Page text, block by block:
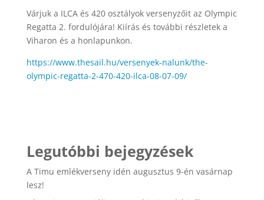
Várjuk a ILCA és 420 osztályok versenyzőit az Olympic
Regatta 2. fordulójára! Kiírás és további részletek a
Viharon és a honlapunkon.
https://www.thesail.hu/versenyek-nalunk/the-
olympic-regatta-2-470-420-ilca-08-07-09/
Legutóbbi bejegyzések
A Timu emlékverseny idén augusztus 9-én vasárnap
lesz!